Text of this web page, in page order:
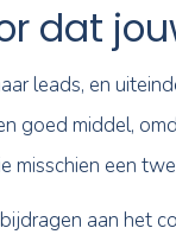
in staat om
of
je Funda
deze toffe